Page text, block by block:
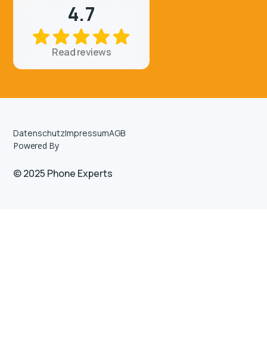
4.7
Read reviews
© 2025 Phone Experts
Powered By
DatenschutzImpressumAGB